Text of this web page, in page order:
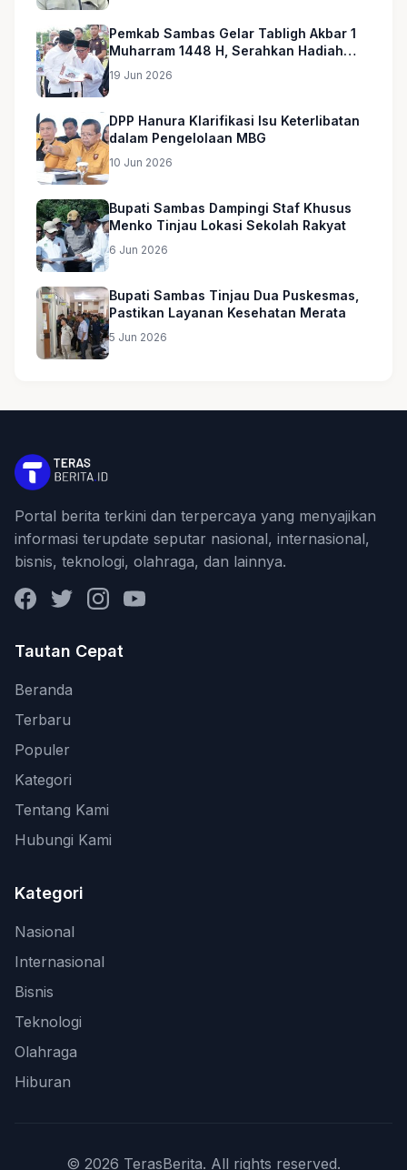
Pemkab Sambas Gelar Tabligh Akbar 1
Muharram 1448 H, Serahkan Hadiah
Umroh untuk Guru Ngaji dan Imam
19 Jun 2026
DPP Hanura Klarifikasi Isu Keterlibatan
dalam Pengelolaan MBG
10 Jun 2026
Bupati Sambas Dampingi Staf Khusus
Menko Tinjau Lokasi Sekolah Rakyat
6 Jun 2026
Bupati Sambas Tinjau Dua Puskesmas,
Pastikan Layanan Kesehatan Merata
5 Jun 2026
Portal berita terkini dan terpercaya yang menyajikan
informasi terupdate seputar nasional, internasional,
bisnis, teknologi, olahraga, dan lainnya.
FacebookTwitterInstagramYouTube
Tautan Cepat
Beranda
Terbaru
Populer
Kategori
Tentang Kami
Hubungi Kami
Kategori
Nasional
Internasional
Bisnis
Teknologi
Olahraga
Hiburan
© 2026 TerasBerita. All rights reserved.